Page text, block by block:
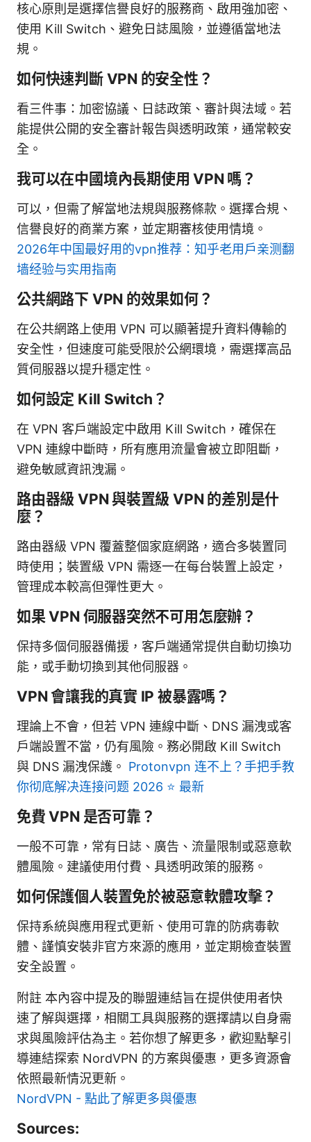
核心原則是選擇信譽良好的服務商、啟用強加密、
使用 Kill Switch、避免日誌風險，並遵循當地法
規。
如何快速判斷 VPN 的安全性？
看三件事：加密協議、日誌政策、審計與法域。若
能提供公開的安全審計報告與透明政策，通常較安
全。
我可以在中國境內長期使用 VPN 嗎？
可以，但需了解當地法規與服務條款。選擇合規、
信譽良好的商業方案，並定期審核使用情境。
2026年中国最好用的vpn推荐：知乎老用户亲测翻
墙经验与实用指南
公共網路下 VPN 的效果如何？
在公共網路上使用 VPN 可以顯著提升資料傳輸的
安全性，但速度可能受限於公網環境，需選擇高品
質伺服器以提升穩定性。
如何設定 Kill Switch？
在 VPN 客戶端設定中啟用 Kill Switch，確保在
VPN 連線中斷時，所有應用流量會被立即阻斷，
避免敏感資訊洩漏。
路由器級 VPN 與裝置級 VPN 的差別是什
麼？
路由器級 VPN 覆蓋整個家庭網路，適合多裝置同
時使用；裝置級 VPN 需逐一在每台裝置上設定，
管理成本較高但彈性更大。
如果 VPN 伺服器突然不可用怎麼辦？
保持多個伺服器備援，客戶端通常提供自動切換功
能，或手動切換到其他伺服器。
VPN 會讓我的真實 IP 被暴露嗎？
理論上不會，但若 VPN 連線中斷、DNS 漏洩或客
戶端設置不當，仍有風險。務必開啟 Kill Switch
與 DNS 漏洩保護。 Protonvpn 连不上？手把手教
你彻底解决连接问题 2026 ⭐ 最新
免費 VPN 是否可靠？
一般不可靠，常有日誌、廣告、流量限制或惡意軟
體風險。建議使用付費、具透明政策的服務。
如何保護個人裝置免於被惡意軟體攻擊？
保持系統與應用程式更新、使用可靠的防病毒軟
體、謹慎安裝非官方來源的應用，並定期檢查裝置
安全設置。
附註 本內容中提及的聯盟連結旨在提供使用者快
速了解與選擇，相關工具與服務的選擇請以自身需
求與風險評估為主。若你想了解更多，歡迎點擊引
導連結探索 NordVPN 的方案與優惠，更多資源會
依照最新情況更新。
NordVPN - 點此了解更多與優惠
Sources: